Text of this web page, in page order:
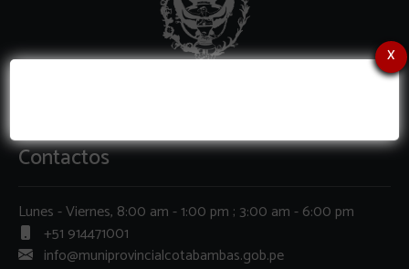
x
Contactos
Lunes - Viernes, 8:00 am - 1:00 pm ; 3:00 am - 6:00 pm
+51 914471001
info@muniprovincialcotabambas.gob.pe